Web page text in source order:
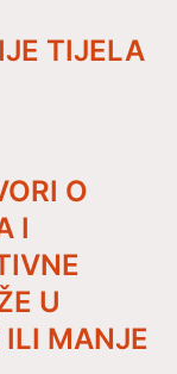
TIJELA
O
I
U
ILI MANJE